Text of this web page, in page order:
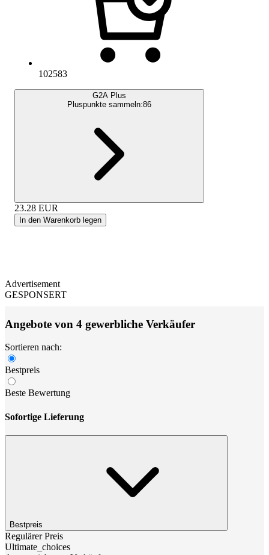
102583
G2A Plus
Pluspunkte sammeln:86
23.28 EUR
In den Warenkorb legen
Advertisement
GESPONSERT
Angebote von 4 gewerbliche Verkäufer
Sortieren nach:
Bestpreis
Beste Bewertung
Sofortige Lieferung
Bestpreis
Regulärer Preis
Ultimate_choices